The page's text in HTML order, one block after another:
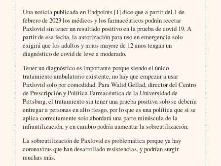
Una noticia publicada en Endpoints [1] dice que a partir del 1 de
febrero de 2023 los médicos y los farmacéuticos podrán recetar
Paxlovid sin tener un resultado positivo en la prueba de covid 19. A
partir de esa fecha, la autorización para uso en emergencia solo
exigirá que los adultos y niños mayore de 12 años tengan un
diagnóstico de covid de leve a moderado.
Tener un diagnóstico es importante porque siendo el único
tratamiento ambulatorio existente, no hay que empezar a usar
Paxlovid solo por comodidad. Para Walid Gellad, director del Centro
de Prescripción y Política Farmacéutica de la Universidad de
Pittsburg, el tratamiento sin tener una prueba positiva solo se debería
entregar a personas en alto riesgo, por lo que es una política que si se
aplica correctamente solo abordará una parte minúscula de la
infrautilización, y en cambio podría aumentar la sobreutilización.
La sobreutilización de Paxlovid es problemática porque ya hay
coronavirus que han desarrollado resistencias, y podrían surgir
muchas más.